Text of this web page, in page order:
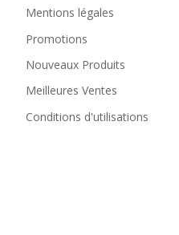
Mentions légales
Promotions
Nouveaux Produits
Meilleures Ventes
Conditions d'utilisations